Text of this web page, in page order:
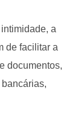
a
de facilitar a
documentos,